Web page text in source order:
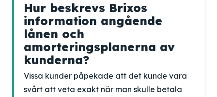
Hur beskrevs Brixos
information angående
lånen och
amorteringsplanerna av
kunderna?
Vissa kunder påpekade att det kunde vara
svårt att veta exakt när man skulle betala